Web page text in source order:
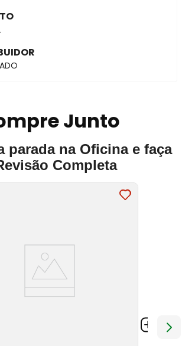
Junto
parada na Oficina e faça
Completa